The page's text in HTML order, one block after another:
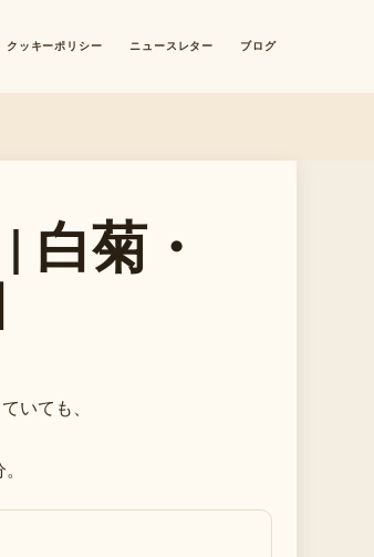
クッキーポリシー ニュースレター ブログ
白菊・
いても、